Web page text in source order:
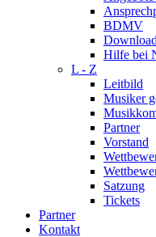
BDMV
Hilfe bei
L - Z
Leitbild
Musiker
Partner
Vorstand
Satzung
Tickets
Partner
Kontakt